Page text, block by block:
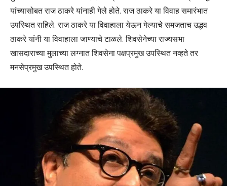
यांच्यासोबत राज ठाकरे यांनाही गेले होते. राज ठाकरे या विवाह समारंभात
उपस्थित राहिले. राज ठाकरे या विवाहाला येऊन गेल्याचे समजताच उद्धव
ठाकरे यांनी या विवाहाला जाण्याचे टाळले. शिवसेनेच्या राज्यसभा
खासदाराच्या मुलाच्या लग्नात शिवसेना पक्षप्रमुख उपस्थित नव्हते तर
मनसेप्रमुख उपस्थित होते.